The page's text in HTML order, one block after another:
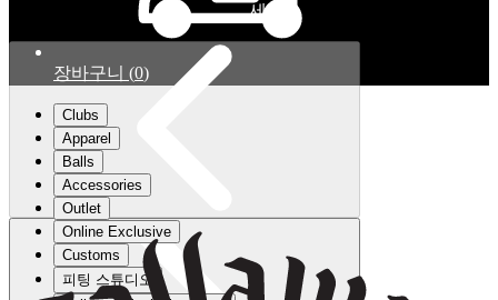
세요.
장바구니 (0)
Clubs
Apparel
Balls
Accessories
Outlet
Online Exclusive
Customs
피팅 스튜디오